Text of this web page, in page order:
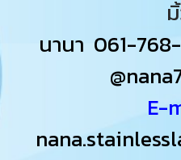
นานา 061-
E-